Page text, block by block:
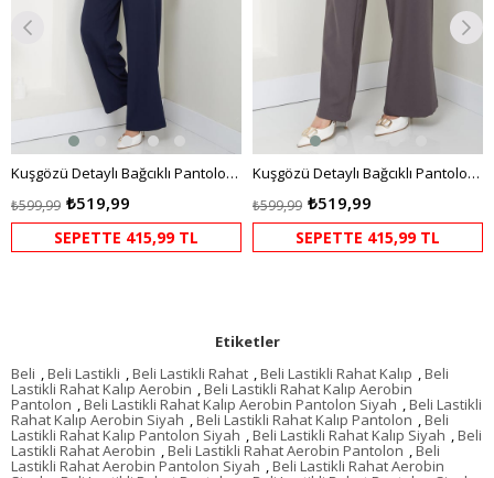
Kuşgözü Detaylı Bağcıklı Pantolon Lacivert HM2431
₺519,99
₺599,99
SEPETTE 415,99 TL
Kuşgözü Detaylı Bağcıklı Pantolon Füme HM2431
₺519,99
₺599,99
SEPETTE 415,99 TL
Etiketler
Beli ,Beli Lastikli ,Beli Lastikli Rahat ,Beli Lastikli Rahat Kalıp ,Beli
Lastikli Rahat Kalıp Aerobin ,Beli Lastikli Rahat Kalıp Aerobin
Pantolon ,Beli Lastikli Rahat Kalıp Aerobin Pantolon Siyah ,Beli Lastikli
Rahat Kalıp Aerobin Siyah ,Beli Lastikli Rahat Kalıp Pantolon ,Beli
Lastikli Rahat Kalıp Pantolon Siyah ,Beli Lastikli Rahat Kalıp Siyah ,Beli
Lastikli Rahat Aerobin ,Beli Lastikli Rahat Aerobin Pantolon ,Beli
Lastikli Rahat Aerobin Pantolon Siyah ,Beli Lastikli Rahat Aerobin